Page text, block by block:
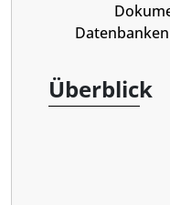
Überblick